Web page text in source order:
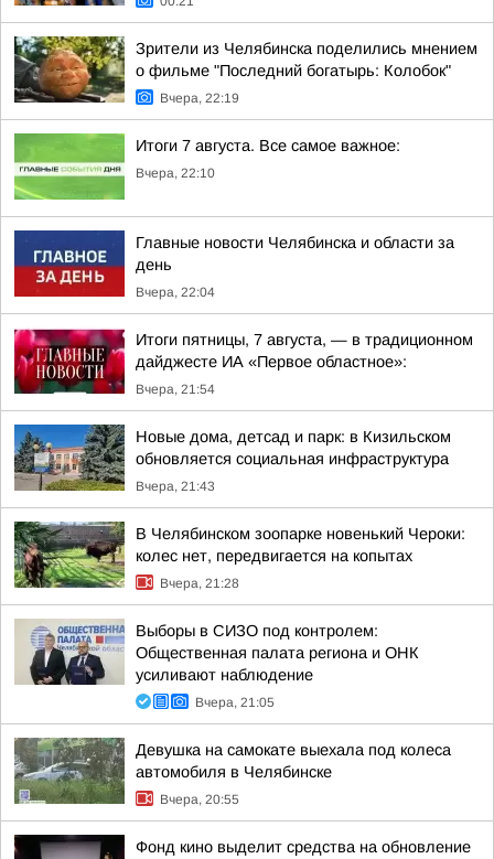
Зрители из Челябинска поделились мнением
о фильме "Последний богатырь: Колобок"
Вчера, 22:19
Итоги 7 августа. Все самое важное:
Вчера, 22:10
Главные новости Челябинска и области за
день
Вчера, 22:04
Итоги пятницы, 7 августа, — в традиционном
дайджесте ИА «Первое областное»:
Вчера, 21:54
Новые дома, детсад и парк: в Кизильском
обновляется социальная инфраструктура
Вчера, 21:43
В Челябинском зоопарке новенький Чероки:
колес нет, передвигается на копытах
Вчера, 21:28
Выборы в СИЗО под контролем:
Общественная палата региона и ОНК
усиливают наблюдение
Вчера, 21:05
Девушка на самокате выехала под колеса
автомобиля в Челябинске
Вчера, 20:55
Фонд кино выделит средства на обновление